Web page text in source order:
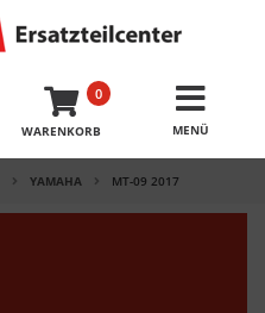
0
WARENKORB
YAMAHA MT-09 2017